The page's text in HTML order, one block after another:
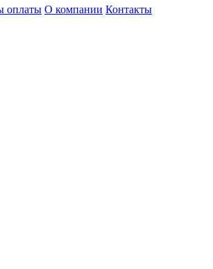
оплаты О компании Контакты